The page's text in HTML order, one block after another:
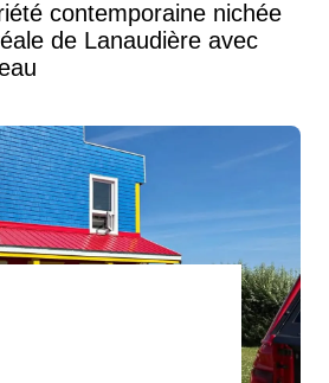
contemporaine nichée
de Lanaudière avec